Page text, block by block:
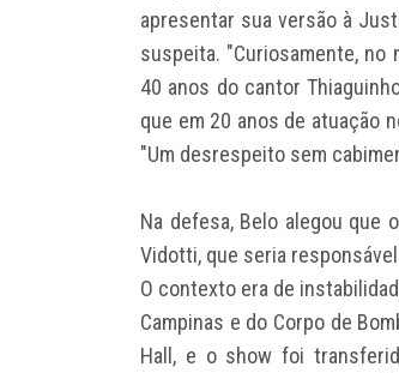
apresentar sua versão à
suspeita. "Curiosamente, no
40 anos do cantor
que em 20 anos de atuação
"Um desrespeito sem
Na defesa, Belo alegou que
Vidotti, que seria
O contexto era de
Campinas e do Corpo de
Hall, e o show foi